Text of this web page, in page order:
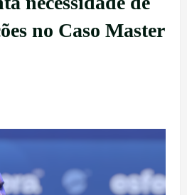
no Caso Master